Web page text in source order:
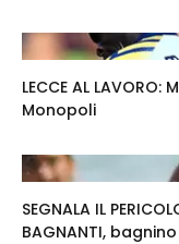
LECCE AL
Monopoli
SEGNALA IL
BAGNANTI,